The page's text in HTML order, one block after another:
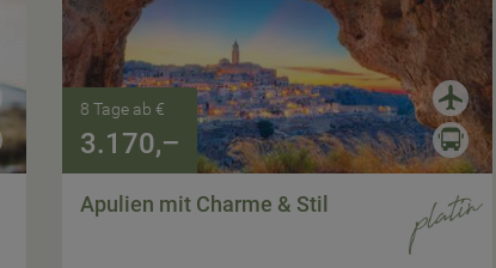
8 Tage ab €
3.170,–
Apulien mit Charme & Stil